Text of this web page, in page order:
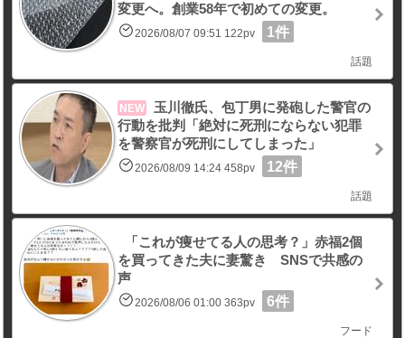
変更へ。創業58年で初めての変更。
2026/08/07 09:51 122pv 1件
話題
NEW
玉川徹氏、包丁男に発砲した警官の
行動を批判「絶対に死刑にならない犯罪
を警察官が死刑にしてしまった」
2026/08/09 14:24 458pv 12件
話題
「これが痩せてる人の思考？」赤福2個
を買ってきた夫に妻驚き SNSで共感の
声
2026/08/06 01:00 363pv 6件
フード